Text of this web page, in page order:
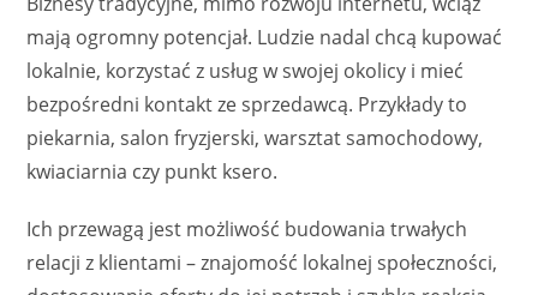
mają ogromny potencjał. Ludzie nadal chcą kupować
lokalnie, korzystać z usług w swojej okolicy i mieć
bezpośredni kontakt ze sprzedawcą. Przykłady to
piekarnia, salon fryzjerski, warsztat samochodowy,
kwiaciarnia czy punkt ksero.
Ich przewagą jest możliwość budowania trwałych
relacji z klientami – znajomość lokalnej społeczności,